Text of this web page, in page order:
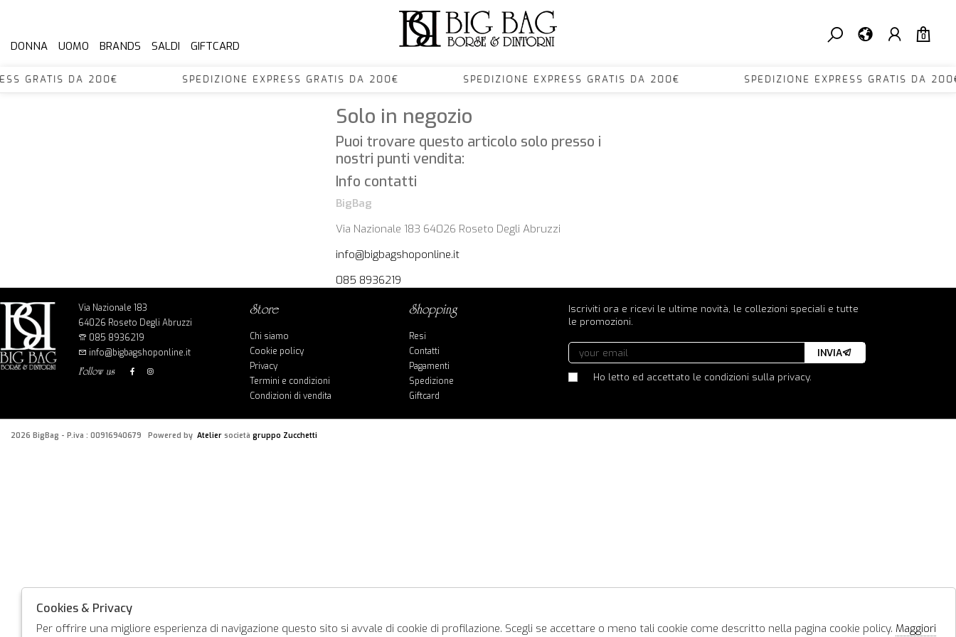
0
DONNA UOMO BRANDS SALDI GIFTCARD
GRATIS DA 200€ SPEDIZIONE EXPRESS GRATIS DA 200€ SPEDIZIONE EXPRESS GRATIS DA 200€ SPEDIZIONE EXPRESS
Solo in negozio
Puoi trovare questo articolo solo presso i
nostri punti vendita:
Info contatti
BigBag
Via Nazionale 183 64026 Roseto Degli Abruzzi
info@bigbagshoponline.it
085 8936219
Via Nazionale 183
64026 Roseto Degli Abruzzi
085 8936219
info@bigbagshoponline.it
follow us
store
Chi siamo
Cookie policy
Privacy
Termini e condizioni
Condizioni di vendita
shopping
Resi
Contatti
Pagamenti
Spedizione
Giftcard
Iscriviti ora e ricevi le ultime novità, le collezioni speciali e tutte
le promozioni.
Ho letto ed accettato le condizioni sulla privacy.
INVIA
2026 BigBag - P.iva : 00916940679 Powered by Atelier società gruppo Zucchetti
Cookies & Privacy
Per offrire una migliore esperienza di navigazione questo sito si avvale di cookie di profilazione. Scegli se accettare o meno tali cookie come descritto nella pagina cookie policy. Maggiori